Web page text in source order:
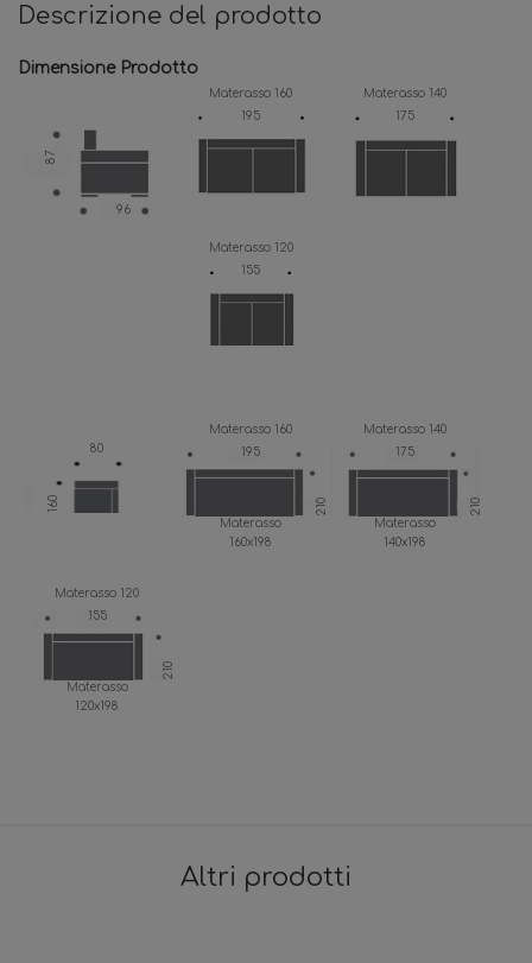
Descrizione del prodotto
Dimensione Prodotto
87
96
Materasso 160
195
Materasso 140
175
Materasso 120
155
80
160
Materasso 160
195
210
Materasso
160x198
Materasso 140
175
210
Materasso
140x198
Materasso 120
155
210
Materasso
120x198
Altri prodotti